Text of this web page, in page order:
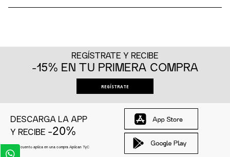
REGÍSTRATE Y RECIBE
-15% EN TU PRIMERA COMPRA
REGÍSTRATE
DESCARGA LA APP
Y RECIBE -20%
El descuento aplica en una compra Aplican TyC